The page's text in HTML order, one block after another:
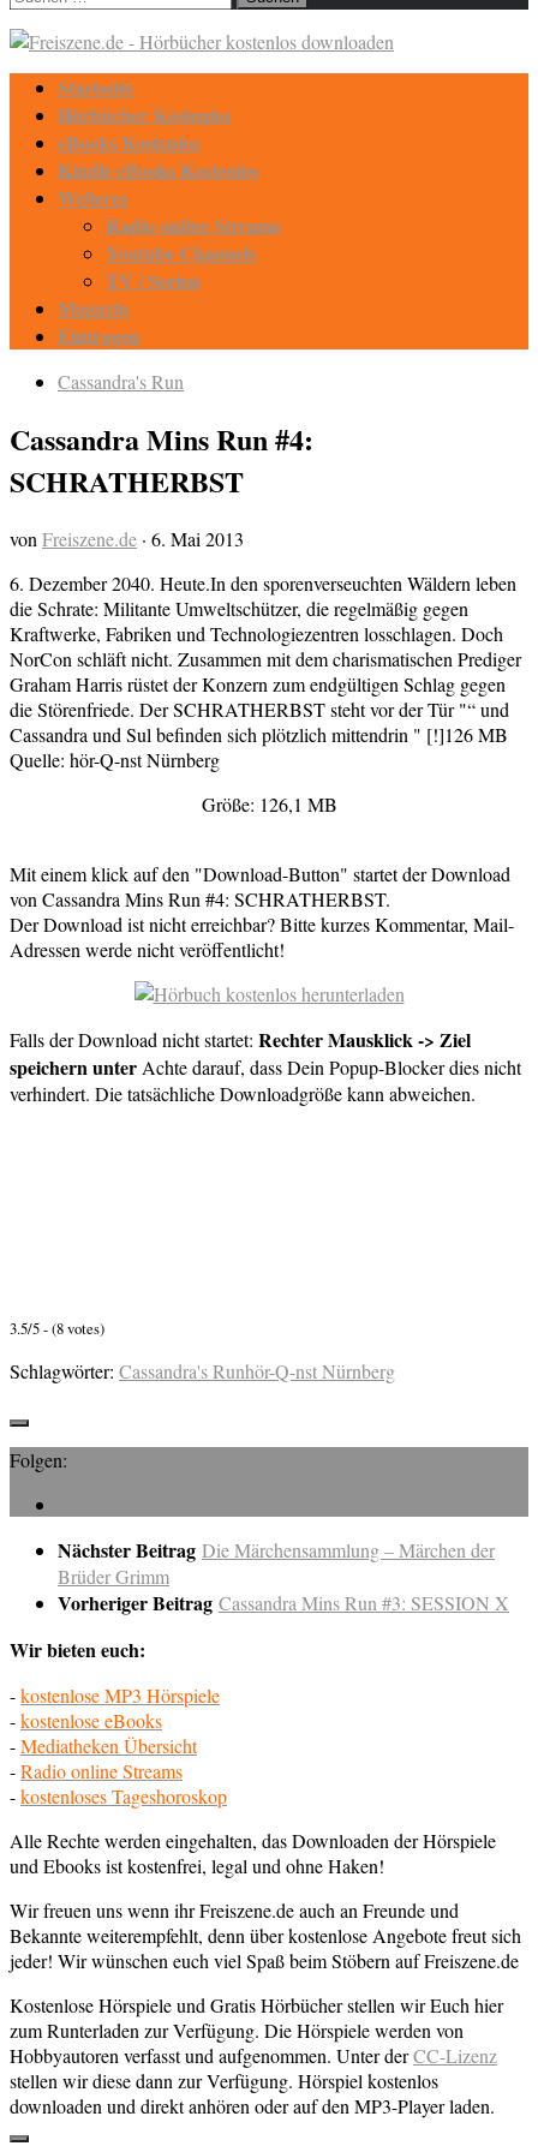
Startseite
Hörbücher Kostenlos
eBooks Kostenlos
Kindle eBooks Kostenlos
Weiteres
Radio online Streams
Youtube Channels
TV / Serien
Magazin
Eintragen
Cassandra's Run
Cassandra Mins Run #4:
SCHRATHERBST
von Freiszene.de · 6. Mai 2013
6. Dezember 2040. Heute.In den sporenverseuchten Wäldern leben
die Schrate: Militante Umweltschützer, die regelmäßig gegen
Kraftwerke, Fabriken und Technologiezentren losschlagen. Doch
NorCon schläft nicht. Zusammen mit dem charismatischen Prediger
Graham Harris rüstet der Konzern zum endgültigen Schlag gegen
die Störenfriede. Der SCHRATHERBST steht vor der Tür "“ und
Cassandra und Sul befinden sich plötzlich mittendrin " [!]126 MB
Quelle: hör-Q-nst Nürnberg
Größe: 126,1 MB
Mit einem klick auf den "Download-Button" startet der Download
von Cassandra Mins Run #4: SCHRATHERBST.
Der Download ist nicht erreichbar? Bitte kurzes Kommentar, Mail-
Adressen werde nicht veröffentlicht!
Falls der Download nicht startet: Rechter Mausklick -> Ziel
speichern unter Achte darauf, dass Dein Popup-Blocker dies nicht
verhindert. Die tatsächliche Downloadgröße kann abweichen.
3.5/5 - (8 votes)
Schlagwörter: Cassandra's Runhör-Q-nst Nürnberg
Folgen:
Nächster Beitrag Die Märchensammlung – Märchen der
Brüder Grimm
Vorheriger Beitrag Cassandra Mins Run #3: SESSION X
Wir bieten euch:
-kostenlose MP3 Hörspiele
-kostenlose eBooks
-Mediatheken Übersicht
-Radio online Streams
-kostenloses Tageshoroskop
Alle Rechte werden eingehalten, das Downloaden der Hörspiele
und Ebooks ist kostenfrei, legal und ohne Haken!
Wir freuen uns wenn ihr Freiszene.de auch an Freunde und
Bekannte weiterempfehlt, denn über kostenlose Angebote freut sich
jeder! Wir wünschen euch viel Spaß beim Stöbern auf Freiszene.de
Kostenlose Hörspiele und Gratis Hörbücher stellen wir Euch hier
zum Runterladen zur Verfügung. Die Hörspiele werden von
Hobbyautoren verfasst und aufgenommen. Unter derCC-Lizenz
stellen wir diese dann zur Verfügung. Hörspiel kostenlos
downloaden und direkt anhören oder auf den MP3-Player laden.